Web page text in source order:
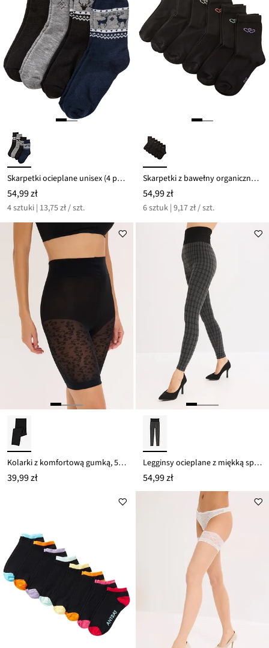
Skarpetki ocieplane unisex (4 pary)
54,99 zł
4 sztuki | 13,75 zł / szt.
Skarpetki z bawełny organicznej (6 par)
54,99 zł
6 sztuk | 9,17 zł / szt.
Kolarki z komfortową gumką, 50 DEN, z funkcją zapobiegania otarciom
39,99 zł
Legginsy ocieplane z miękką spodnią stroną
54,99 zł